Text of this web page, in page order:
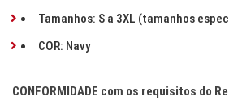
Tamanhos: S a 3XL (tamanhos
COR: Navy
CONFORMIDADE com os requisitos do